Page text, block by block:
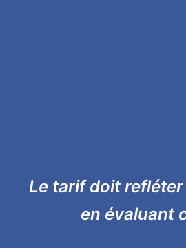
Le tarif doit
en évaluant